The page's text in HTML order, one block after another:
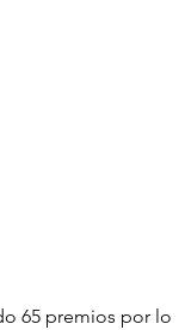
65 premios por lo